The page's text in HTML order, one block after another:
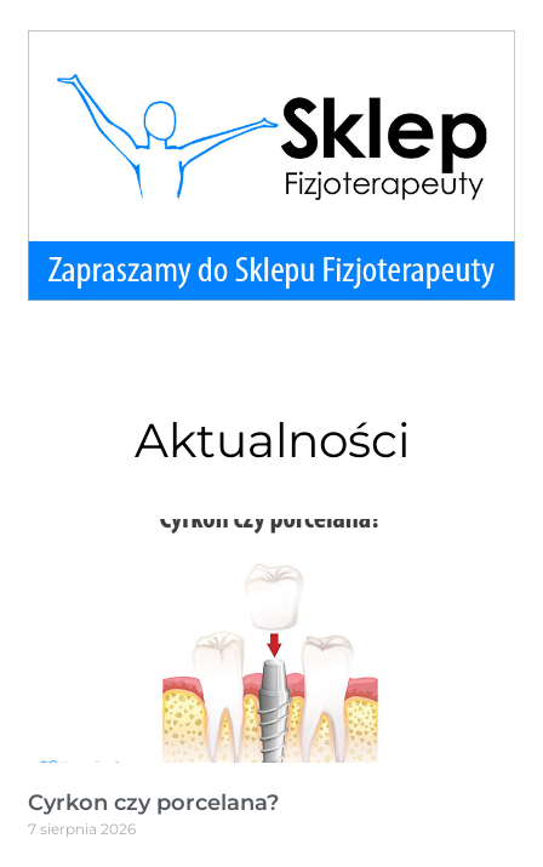
Aktualności
Cyrkon czy porcelana?
7 sierpnia 2026